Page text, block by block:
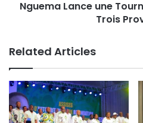
Nguema Lance une
Trois
Related Articles